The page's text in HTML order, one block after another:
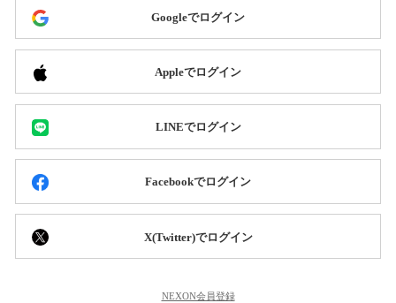
Googleでログイン
Appleでログイン
LINEでログイン
Facebookでログイン
X(Twitter)でログイン
NEXON会員登録